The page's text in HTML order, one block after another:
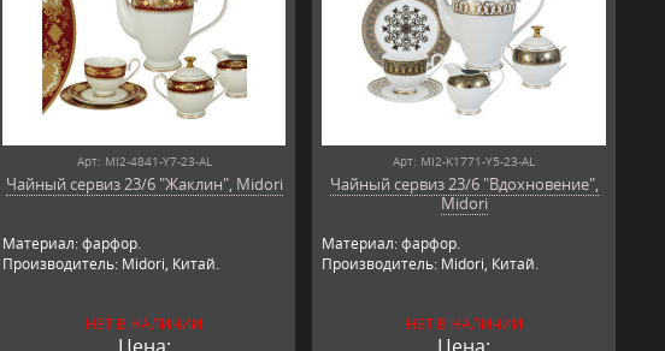
Арт: MI2-4841-Y7-23-AL
Чайный сервиз 23/6 "Жаклин", Midori
Материал: фарфор.
Производитель: Midori, Китай.
НЕТ В НАЛИЧИИ
Арт: MI2-K1771-Y5-23-AL
Чайный сервиз 23/6 "Вдохновение",
Midori
Материал: фарфор.
Производитель: Midori, Китай.
НЕТ В НАЛИЧИИ